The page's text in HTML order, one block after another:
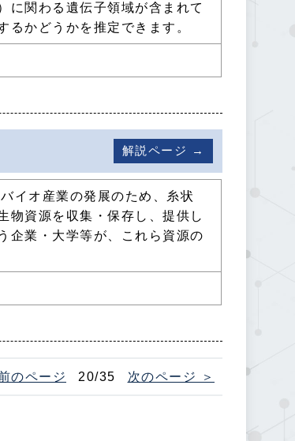
に関わる遺伝子領域が含まれて
るかどうかを推定できます。
オ産業の発展のため、糸状
物資源を収集・保存し、提供し
企業・大学等が、これら資源の
解説ページ →
20/35
のページ 次のページ ＞